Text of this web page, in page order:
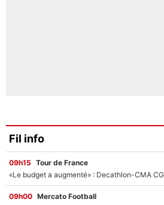
Fil info
09h15 Tour de France
09h00 Mercato Football